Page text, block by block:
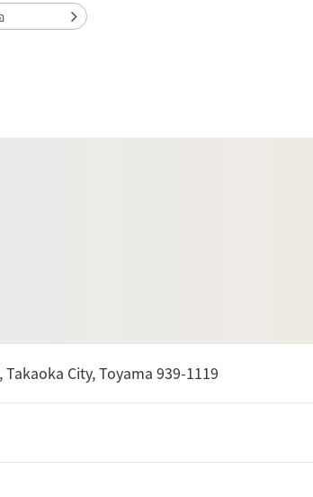
City, Toyama 939-1119